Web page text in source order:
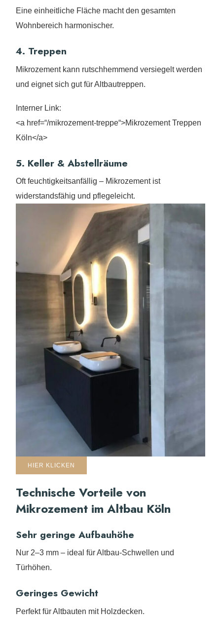
Eine einheitliche Fläche macht den gesamten
Wohnbereich harmonischer.
4. Treppen
Mikrozement kann rutschhemmend versiegelt werden
und eignet sich gut für Altbautreppen.
Interner Link:
<a href=“/mikrozement-treppe“>Mikrozement Treppen
Köln</a>
5. Keller & Abstellräume
Oft feuchtigkeitsanfällig – Mikrozement ist
widerstandsfähig und pflegeleicht.
HIER KLICKEN
Technische Vorteile von
Mikrozement im Altbau Köln
Sehr geringe Aufbauhöhe
Nur 2–3 mm – ideal für Altbau-Schwellen und
Türhöhen.
Geringes Gewicht
Perfekt für Altbauten mit Holzdecken.